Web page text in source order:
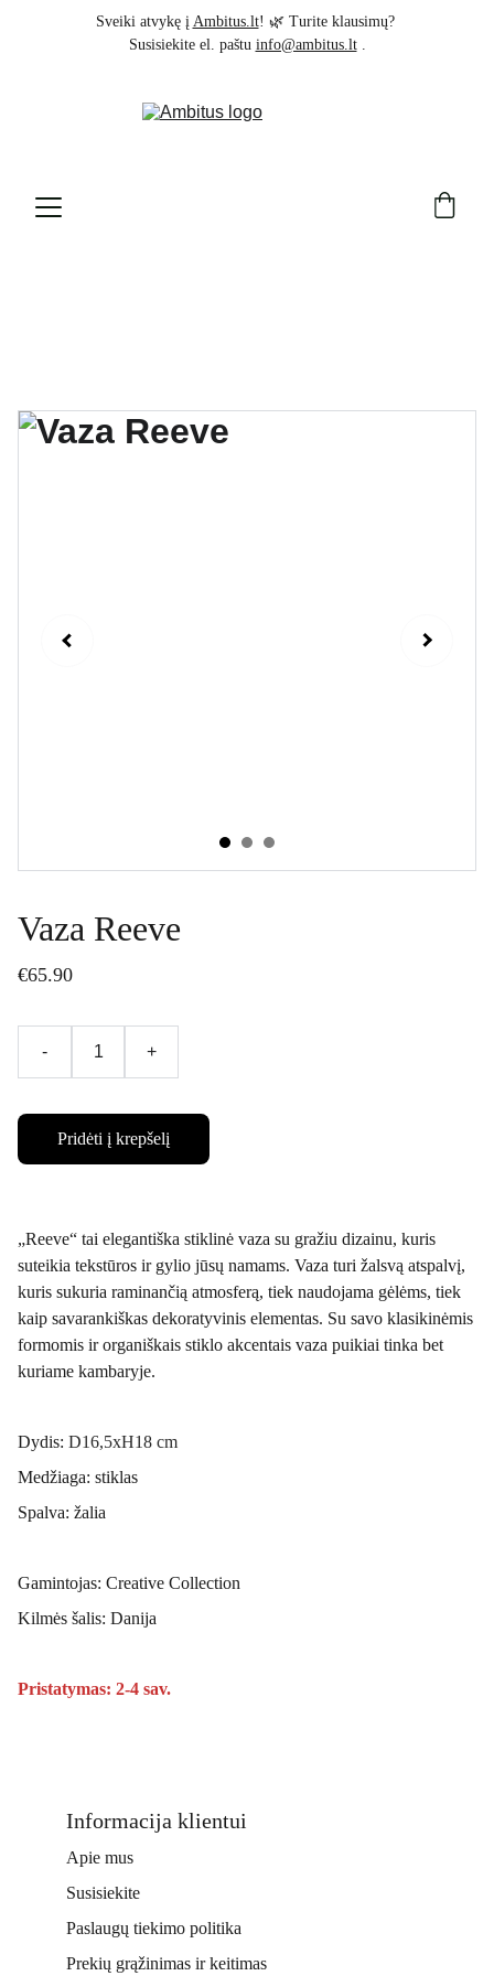
Sveiki atvykę į Ambitus.lt! 🌿 Turite klausimų?
Susisiekite el. paštu info@ambitus.lt .
Vaza Reeve
€65.90
- +
Pridėti į krepšelį
„Reeve“ tai elegantiška stiklinė vaza su gražiu dizainu, kuris
suteikia tekstūros ir gylio jūsų namams. Vaza turi žalsvą atspalvį,
kuris sukuria raminančią atmosferą, tiek naudojama gėlėms, tiek
kaip savarankiškas dekoratyvinis elementas. Su savo klasikinėmis
formomis ir organiškais stiklo akcentais vaza puikiai tinka bet
kuriame kambaryje.
Dydis: D16,5xH18 cm
Medžiaga: stiklas
Spalva: žalia
Gamintojas: Creative Collection
Kilmės šalis: Danija
Pristatymas: 2-4 sav.
Apie mus
Prekių grąžinimas ir keitimas
Paslaugų tiekimo politika
Informacija klientui
Susisiekite